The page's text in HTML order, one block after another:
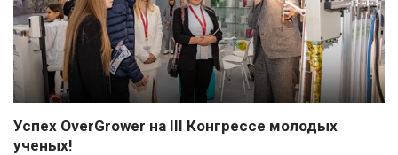
Успех OverGrower на III Конгрессе молодых
ученых!